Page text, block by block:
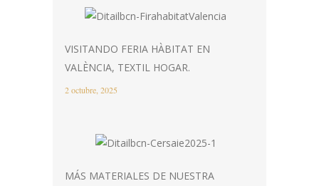
VISITANDO FERIA HÀBITAT EN
VALÈNCIA, TEXTIL HOGAR.
2 octubre, 2025
MÁS MATERIALES DE NUESTRA